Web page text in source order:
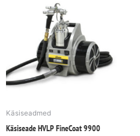
Käsiseadmed
Käsiseade HVLP FineCoat 9900